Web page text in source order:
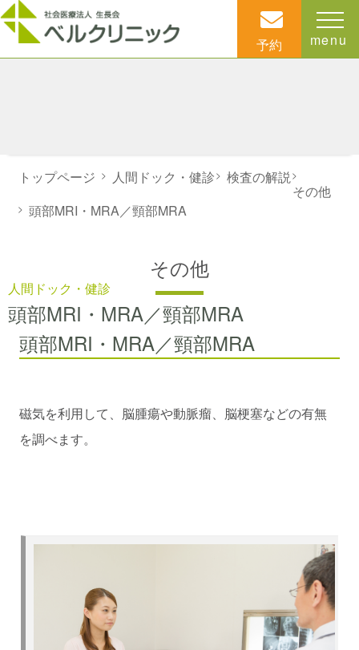
予約 menu
人間ドック・健診
頭部MRI・MRA／頸部MRA
トップページ > 人間ドック・健診> 検査の解説>
その他
> 頭部MRI・MRA／頸部MRA
その他
頭部MRI・MRA／頸部MRA
磁気を利用して、脳腫瘍や動脈瘤、脳梗塞などの有無
を調べます。